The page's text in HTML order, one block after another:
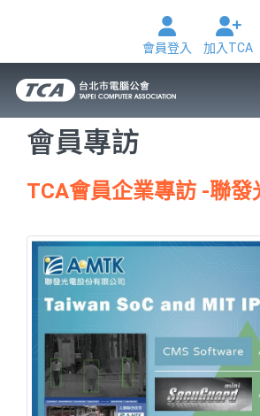
會員登入 加入TCA
會員專訪
TCA會員企業專訪 -聯發